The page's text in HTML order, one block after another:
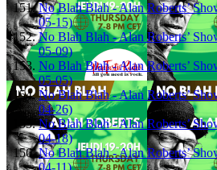
No Blah Blah - Alan Roberts’
05-15)
No Blah Blah - Alan Roberts’
05-09)
No Blah Blah - Alan Roberts’
05-05)
No Blah Blah - Alan Roberts’
04-26)
No Blah Blah - Alan Roberts’
04-18)
No Blah Blah - Alan Roberts’
04-11)